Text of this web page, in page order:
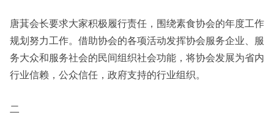
唐萁会长要求大家积极履行责任，围绕素食协会的年度工作
规划努力工作。借助协会的各项活动发挥协会服务企业、服
务大众和服务社会的民间组织社会功能，将协会发展为省内
行业信赖，公众信任，政府支持的行业组织。
二